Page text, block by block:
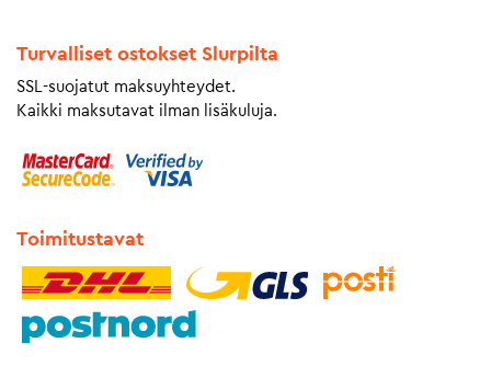
Turvalliset ostokset Slurpilta
SSL-suojatut maksuyhteydet.
Kaikki maksutavat ilman lisäkuluja.
Toimitustavat